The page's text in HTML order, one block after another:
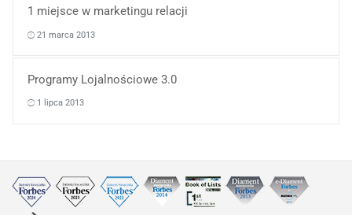
1 miejsce w marketingu relacji
21 marca 2013
Programy Lojalnościowe 3.0
1 lipca 2013